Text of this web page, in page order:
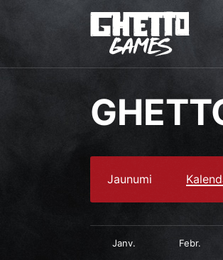
Jaunumi
Janv. Febr.